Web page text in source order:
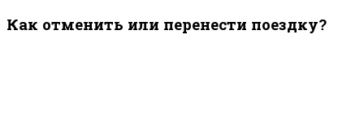
Как отменить или перенести поездку?